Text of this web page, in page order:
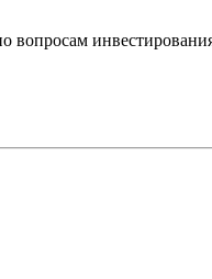
вопросам